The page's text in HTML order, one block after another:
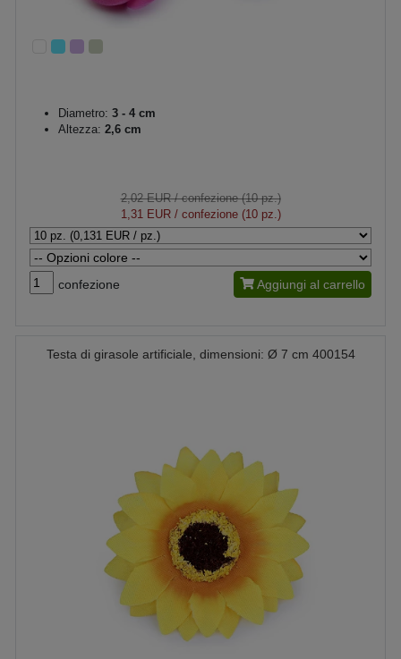
Diametro: 3 - 4 cm
Altezza: 2,6 cm
2,02 EUR/ confezione (10 pz.)
1,31 EUR/ confezione (10 pz.)
confezione Aggiungi al carrello
Testa di girasole artificiale, dimensioni: Ø 7 cm 400154